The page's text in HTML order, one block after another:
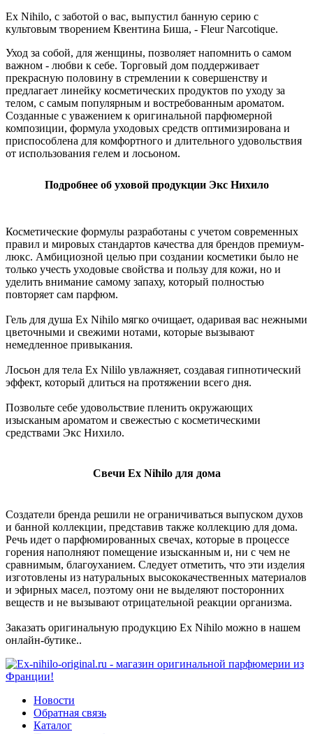
Ex Nihilo, с заботой о вас, выпустил банную серию с
культовым творением Квентина Биша, - Fleur Narcotique.
Уход за собой, для женщины, позволяет напомнить о самом
важном - любви к себе. Торговый дом поддерживает
прекрасную половину в стремлении к совершенству и
предлагает линейку косметических продуктов по уходу за
телом, с самым популярным и востребованным ароматом.
Созданные с уважением к оригинальной парфюмерной
композиции, формула уходовых средств оптимизирована и
приспособлена для комфортного и длительного удовольствия
от использования гелем и лосьоном.
Подробнее об уховой продукции Экс Нихило
Косметические формулы разработаны с учетом современных
правил и мировых стандартов качества для брендов премиум-
люкс. Амбициозной целью при создании косметики было не
только учесть уходовые свойства и пользу для кожи, но и
уделить внимание самому запаху, который полностью
повторяет сам парфюм.
Гель для душа Ex Nihilo мягко очищает, одаривая вас нежными
цветочными и свежими нотами, которые вызывают
немедленное привыкания.
Лосьон для тела Ex Nililo увлажняет, создавая гипнотический
эффект, который длиться на протяжении всего дня.
Позвольте себе удовольствие пленить окружающих
изысканым ароматом и свежестью с косметическими
средствами Экс Нихило.
Свечи Ex Nihilo для дома
Создатели бренда решили не ограничиваться выпуском духов
и банной коллекции, представив также коллекцию для дома.
Речь идет о парфюмированных свечах, которые в процессе
горения наполняют помещение изысканным и, ни с чем не
сравнимым, благоуханием. Следует отметить, что эти изделия
изготовлены из натуральных высококачественных материалов
и эфирных масел, поэтому они не выделяют посторонних
веществ и не вызывают отрицательной реакции организма.
Заказать оригинальную продукцию Ex Nihilo можно в нашем
онлайн-бутике..
Новости
Обратная связь
Каталог